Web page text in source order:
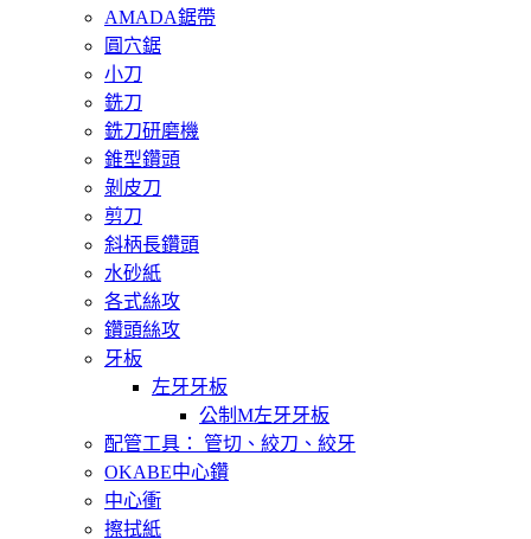
AMADA鋸帶
圓穴鋸
小刀
銑刀
銑刀研磨機
錐型鑽頭
剝皮刀
剪刀
斜柄長鑽頭
水砂紙
各式絲攻
鑽頭絲攻
牙板
左牙牙板
公制M左牙牙板
配管工具： 管切、絞刀、絞牙
OKABE中心鑽
中心衝
擦拭紙